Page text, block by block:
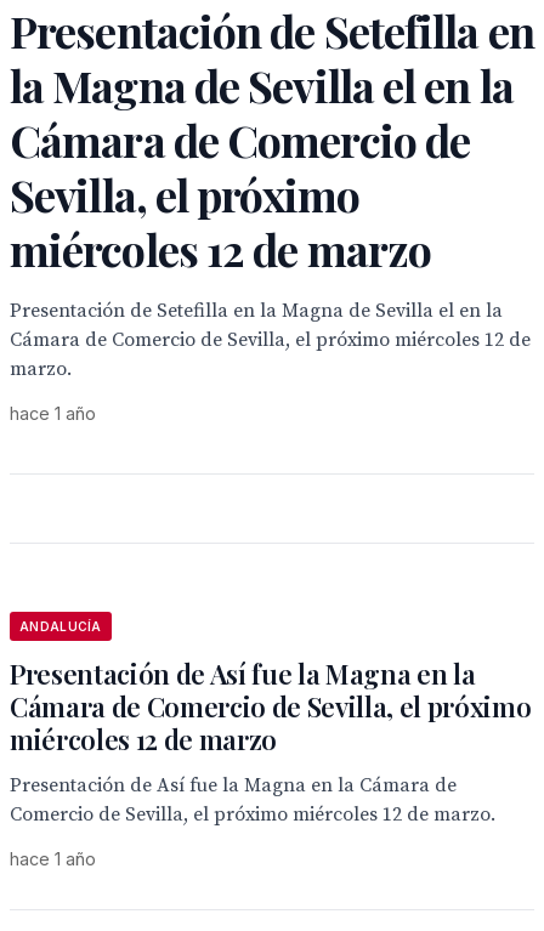
Presentación de Setefilla en
la Magna de Sevilla el en la
Cámara de Comercio de
Sevilla, el próximo
miércoles 12 de marzo
Presentación de Setefilla en la Magna de Sevilla el en la
Cámara de Comercio de Sevilla, el próximo miércoles 12 de
marzo.
hace 1 año
ANDALUCÍA
Presentación de Así fue la Magna en la
Cámara de Comercio de Sevilla, el próximo
miércoles 12 de marzo
Presentación de Así fue la Magna en la Cámara de
Comercio de Sevilla, el próximo miércoles 12 de marzo.
hace 1 año